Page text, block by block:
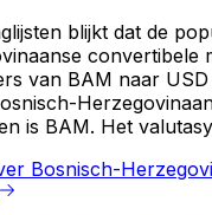
blijkt dat de
convertibele
van BAM naar USD
is BAM. Het
Bosnisch-